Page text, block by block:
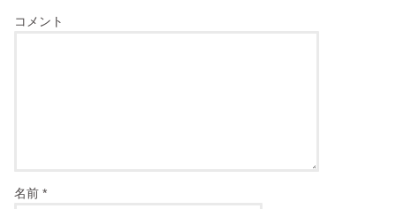
コメント
名前*